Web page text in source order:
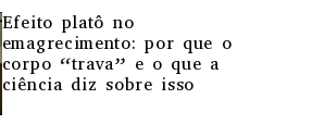
Efeito platô no
emagrecimento: por que o
corpo “trava” e o que a
ciência diz sobre isso